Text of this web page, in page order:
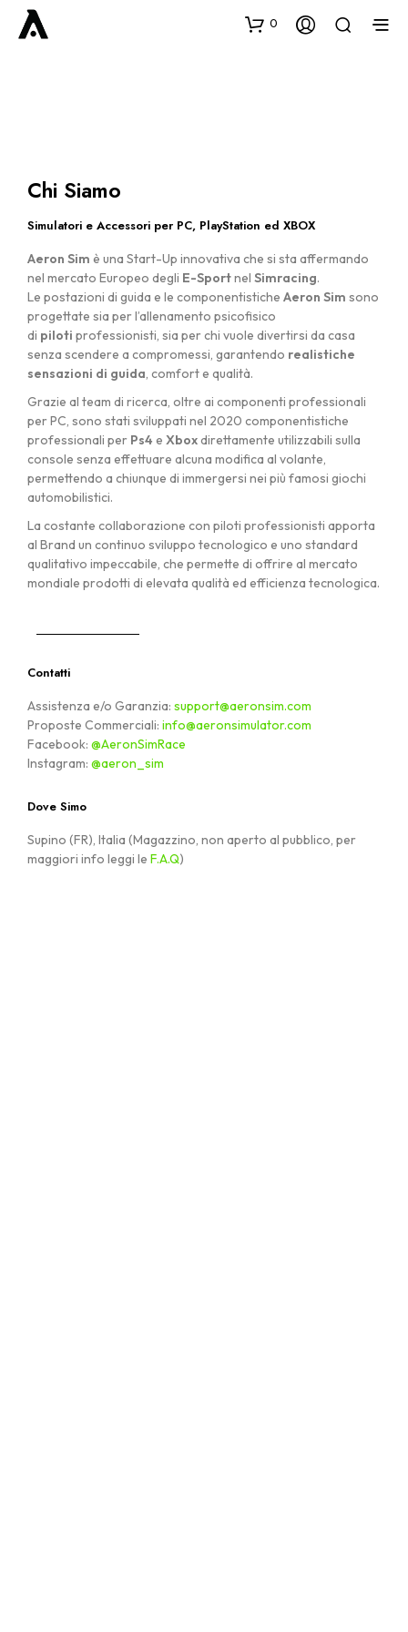
0
Chi Siamo
Simulatori e Accessori per PC, PlayStation ed XBOX
Aeron Sim è una Start-Up innovativa che si sta affermando
nel mercato Europeo degli E-Sportnel Simracing.
Le postazioni di guida e le componentistiche Aeron Sim sono
progettate sia per l’allenamento psicofisico
di piloti professionisti, sia per chi vuole divertirsi da casa
senza scendere a compromessi, garantendo realistiche
sensazioni di guida, comfort e qualità.
Grazie al team di ricerca, oltre ai componenti professionali
per PC, sono stati sviluppati nel 2020 componentistiche
professionali per Ps4 e Xboxdirettamente utilizzabili sulla
console senza effettuare alcuna modifica al volante,
permettendo a chiunque di immergersi nei più famosi giochi
automobilistici.
La costante collaborazione con piloti professionisti apporta
al Brand un continuo sviluppo tecnologico e uno standard
qualitativo impeccabile, che permette di offrire al mercato
mondiale prodotti di elevata qualità ed efficienza tecnologica.
Contatti
Assistenza e/o Garanzia: support@aeronsim.com
Proposte Commerciali: info@aeronsimulator.com
Facebook: @AeronSimRace
Instagram: @aeron_sim
Dove Simo
Supino (FR), Italia (Magazzino, non aperto al pubblico, per
maggiori info leggi le F.A.Q)